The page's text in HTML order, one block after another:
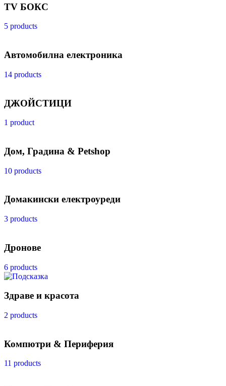
TV БОКС
5 products
Автомобилна електроника
14 products
ДЖОЙСТИЦИ
1 product
Дом, Градина & Petshop
10 products
Домакински електроуреди
3 products
Дронове
6 products
Здраве и красота
2 products
Компютри & Периферия
11 products